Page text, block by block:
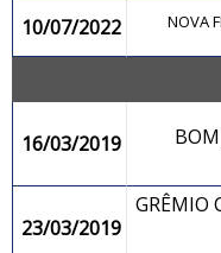
10/07/2022 NOVA
16/03/2019
23/03/2019
GRÊMIO